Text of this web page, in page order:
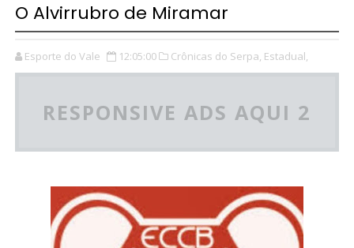
O Alvirrubro de Miramar
Esporte do Vale 12:05:00 Crônicas do Serpa, Estadual,
RESPONSIVE ADS AQUI 2